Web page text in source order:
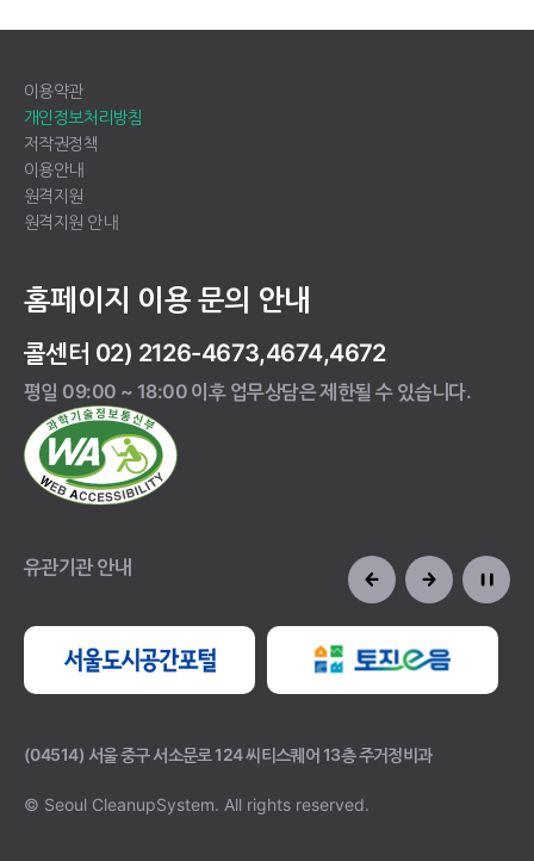
이용약관
개인정보처리방침
저작권정책
이용안내
원격지원
원격지원 안내
홈페이지 이용 문의 안내
콜센터 02) 2126-4673,4674,4672
평일 09:00 ~ 18:00 이후 업무상담은 제한될 수 있습니다.
유관기관 안내
(04514) 서울 중구 서소문로 124 씨티스퀘어 13층 주거정비과
© Seoul CleanupSystem. All rights reserved.